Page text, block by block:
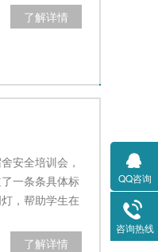
了解详情
安全培训会，
一条条具体标
，帮助学生在
了解详情
QQ咨询
咨询热线